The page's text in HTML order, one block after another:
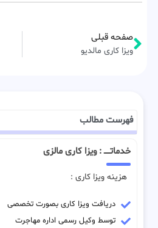
صفحه قبلی
ویزا کاری مالدیو
فهرست مطالب
خدماتـــــ : ویزا کاری مالزی
هزینه ویزا کاری :
دریافت ویزا کاری بصورت تخصصی
توسط وکیل رسمی اداره مهاجرت